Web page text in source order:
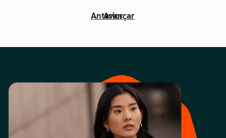
Anterior
Avançar